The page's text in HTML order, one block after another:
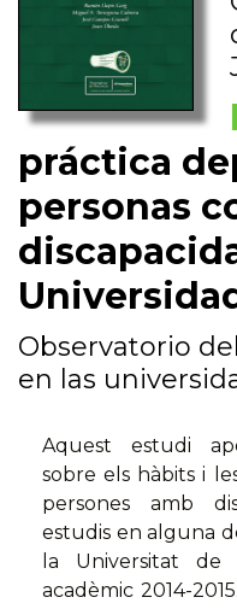
práctica
personas
Observatorio
en las
Aquest estudi
sobre els hàbits i
persones amb
estudis en alguna
la Universitat
acadèmic 2014-